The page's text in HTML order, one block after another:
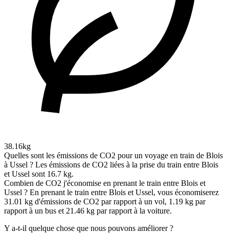
38.16kg
Quelles sont les émissions de CO2 pour un voyage en train de Blois
à Ussel ? Les émissions de CO2 liées à la prise du train entre Blois
et Ussel sont 16.7 kg.
Combien de CO2 j'économise en prenant le train entre Blois et
Ussel ? En prenant le train entre Blois et Ussel, vous économiserez
31.01 kg d'émissions de CO2 par rapport à un vol, 1.19 kg par
rapport à un bus et 21.46 kg par rapport à la voiture.
Y a-t-il quelque chose que nous pouvons améliorer ?